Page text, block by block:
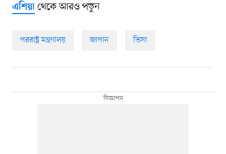
এশিয়াথেকে আরও পড়ুন
পররাষ্ট্র মন্ত্রণালয় জাপান ভিসা